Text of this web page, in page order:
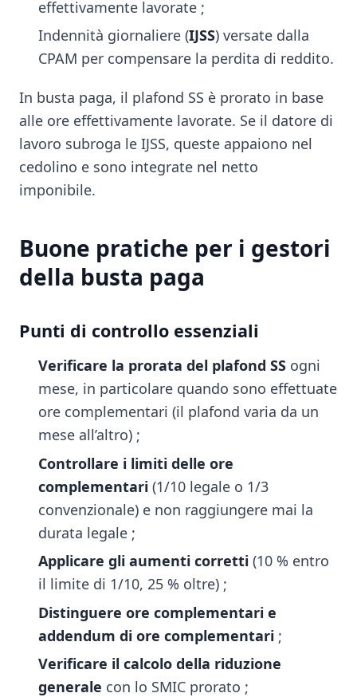
effettivamente lavorate ;
Indennità giornaliere (IJSS) versate dalla
CPAM per compensare la perdita di reddito.
In busta paga, il plafond SS è prorato in base
alle ore effettivamente lavorate. Se il datore di
lavoro subroga le IJSS, queste appaiono nel
cedolino e sono integrate nel netto
imponibile.
Buone pratiche per i gestori
della busta paga
Punti di controllo essenziali
Verificare la prorata del plafond SS ogni
mese, in particolare quando sono effettuate
ore complementari (il plafond varia da un
mese all’altro) ;
Controllare i limiti delle ore
complementari (1/10 legale o 1/3
convenzionale) e non raggiungere mai la
durata legale ;
Applicare gli aumenti corretti (10 % entro
il limite di 1/10, 25 % oltre) ;
Distinguere ore complementari e
addendum di ore complementari ;
Verificare il calcolo della riduzione
generale con lo SMIC prorato ;